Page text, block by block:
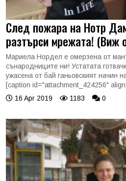
След пожара на Нотр
разтърси мрежата! (Виж
Мариела Нордел е омерзена от
сънародниците ни! Устатата
ужасена от бай ганьовският начин
[caption id="attachment_424256"
16 Apr 2019
1183 0